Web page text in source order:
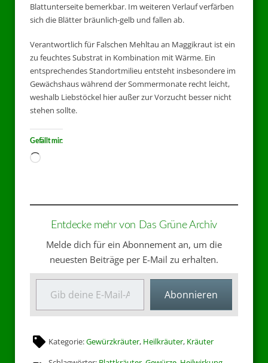
Blattunterseite bemerkbar. Im weiteren Verlauf verfärben
sich die Blätter bräunlich-gelb und fallen ab.
Verantwortlich für Falschen Mehltau an Maggikraut ist ein
zu feuchtes Substrat in Kombination mit Wärme. Ein
entsprechendes Standortmilieu entsteht insbesondere im
Gewächshaus während der Sommermonate recht leicht,
weshalb Liebstöckel hier außer zur Vorzucht besser nicht
stehen sollte.
Gefällt mir:
Entdecke mehr von Das Grüne Archiv
Melde dich für ein Abonnement an, um die
neuesten Beiträge per E-Mail zu erhalten.
Abonnieren
Kategorie:Gewürzkräuter, Heilkräuter, Kräuter